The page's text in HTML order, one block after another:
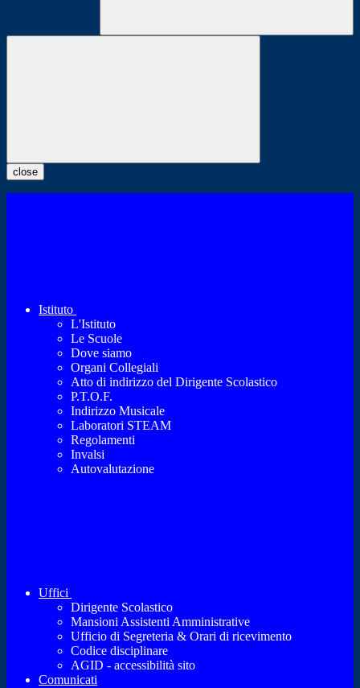
close
Istituto
L'Istituto
Le Scuole
Dove siamo
Organi Collegiali
Atto di indirizzo del Dirigente Scolastico
P.T.O.F.
Indirizzo Musicale
Laboratori STEAM
Regolamenti
Invalsi
Autovalutazione
Uffici
Dirigente Scolastico
Mansioni Assistenti Amministrative
Ufficio di Segreteria & Orari di ricevimento
Codice disciplinare
AGID - accessibilità sito
Comunicati